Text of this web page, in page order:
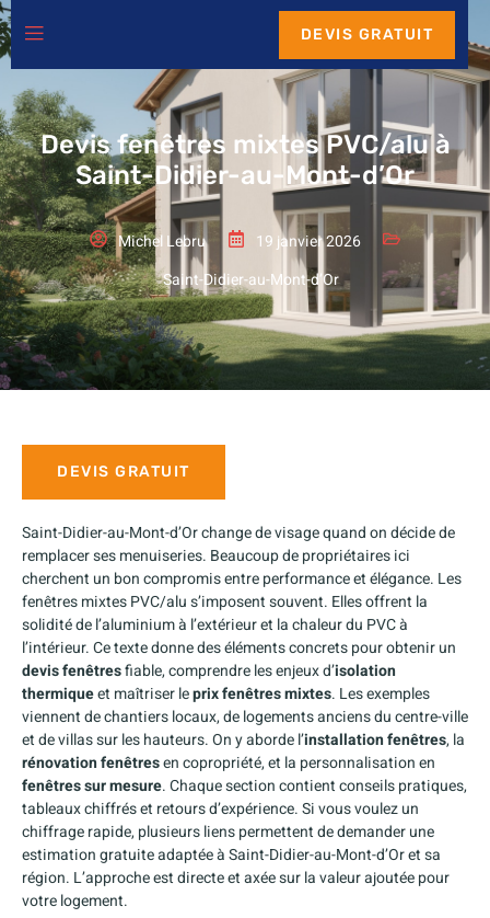
DEVIS GRATUIT
Devis fenêtres mixtes PVC/alu à
Saint-Didier-au-Mont-d’Or
Michel Lebru
19 janvier 2026
Saint-Didier-au-Mont-d’Or
DEVIS GRATUIT
Saint-Didier-au-Mont-d’Or change de visage quand on décide de
remplacer ses menuiseries. Beaucoup de propriétaires ici
cherchent un bon compromis entre performance et élégance. Les
fenêtres mixtes PVC/alu s’imposent souvent. Elles offrent la
solidité de l’aluminium à l’extérieur et la chaleur du PVC à
l’intérieur. Ce texte donne des éléments concrets pour obtenir un
devis fenêtresfiable, comprendre les enjeux d’isolation
thermiqueet maîtriser leprix fenêtres mixtes. Les exemples
viennent de chantiers locaux, de logements anciens du centre-ville
et de villas sur les hauteurs. On y aborde l’installation fenêtres, la
rénovation fenêtresen copropriété, et la personnalisation en
fenêtres sur mesure. Chaque section contient conseils pratiques,
tableaux chiffrés et retours d’expérience. Si vous voulez un
chiffrage rapide, plusieurs liens permettent de demander une
estimation gratuite adaptée à Saint-Didier-au-Mont-d’Or et sa
région. L’approche est directe et axée sur la valeur ajoutée pour
votre logement.